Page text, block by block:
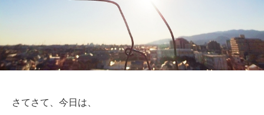
さてさて、今日は、